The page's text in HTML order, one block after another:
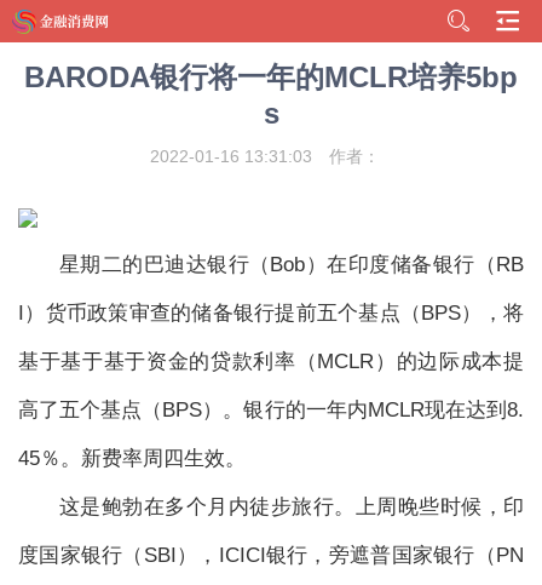
BARODA银行将一年的MCLR培养5bp
s
2022-01-16 13:31:03 作者：
星期二的巴迪达银行（Bob）在印度储备银行（RB
I）货币政策审查的储备银行提前五个基点（BPS），将
基于基于基于资金的贷款利率（MCLR）的边际成本提
高了五个基点（BPS）。银行的一年内MCLR现在达到8.
45％。新费率周四生效。
这是鲍勃在多个月内徒步旅行。上周晚些时候，印
度国家银行（SBI），ICICI银行，旁遮普国家银行（PN